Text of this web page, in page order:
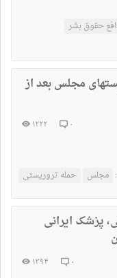
حقوق بشر
مجلس بعد از
۰ ۱۲۲۲
مجلس حمله تروریستی
پزشک ایرانی
۰ ۱۳۹۴